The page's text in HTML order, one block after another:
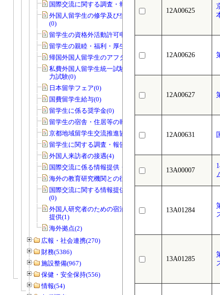
国際交流に関する調査・報告等(2)
外国人留学生の修学及び生活上の指導
(0)
留学生の資格外活動許可申請(40)
留学生の親睦・福利・厚生等(1)
帰国外国人留学生のアフターケア(0)
私費外国人留学生統一試験・日本語能
力試験(0)
日本留学フェア(0)
国費留学生給与(0)
留学生に係る奨学金(0)
留学生の宿舎・住居等の斡旋(0)
京都地域留学生交流推進協議会(0)
留学生に関する調査・報告等(1)
外国人来訪者の接遇(4)
国際交流に係る情報提供・広報活動(1)
海外の教育研究機関との往復文書(17)
国際交流に関する情報提供・広報活動
(0)
外国人研究者のための宿泊施設の情報
提供(1)
海外拠点(2)
広報・社会連携(270)
財務(5386)
施設整備(967)
保健・安全保持(556)
情報(54)
12A00625
12A00626
12A00627
12A00631
13A00007
13A01284
13A01285